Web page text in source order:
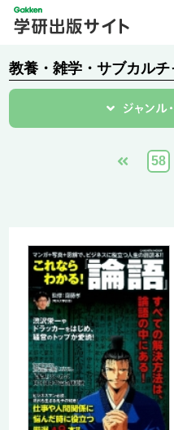
教養・雑学・サブカルチ
58